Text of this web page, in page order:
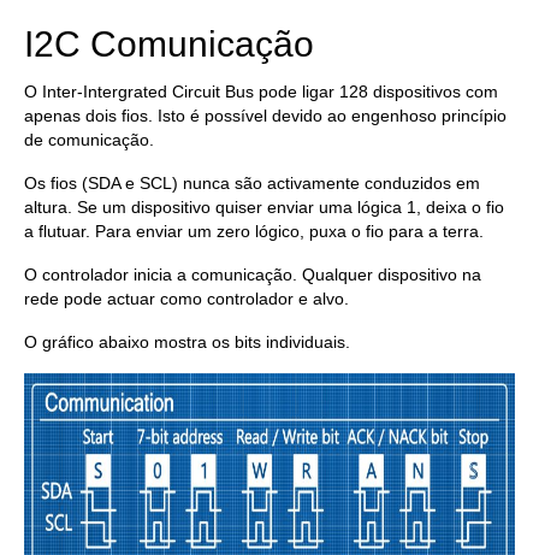
I2C Comunicação
O Inter-Intergrated Circuit Bus pode ligar 128 dispositivos com
apenas dois fios. Isto é possível devido ao engenhoso princípio
de comunicação.
Os fios (SDA e SCL) nunca são activamente conduzidos em
altura. Se um dispositivo quiser enviar uma lógica 1, deixa o fio
a flutuar. Para enviar um zero lógico, puxa o fio para a terra.
O controlador inicia a comunicação. Qualquer dispositivo na
rede pode actuar como controlador e alvo.
O gráfico abaixo mostra os bits individuais.